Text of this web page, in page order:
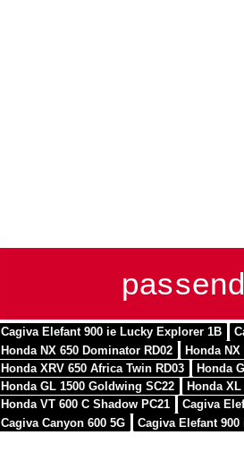
Cagiva Elefant 900 ie Lucky Explorer 1B
Honda NX 650 Dominator RD02
Honda NX
Honda XRV 650 Africa Twin RD03
Honda
Honda GL 1500 Goldwing SC22
Honda
Honda VT 600 C Shadow PC21
Cagiva
Cagiva Canyon 600 5G
Cagiva Elefant 900